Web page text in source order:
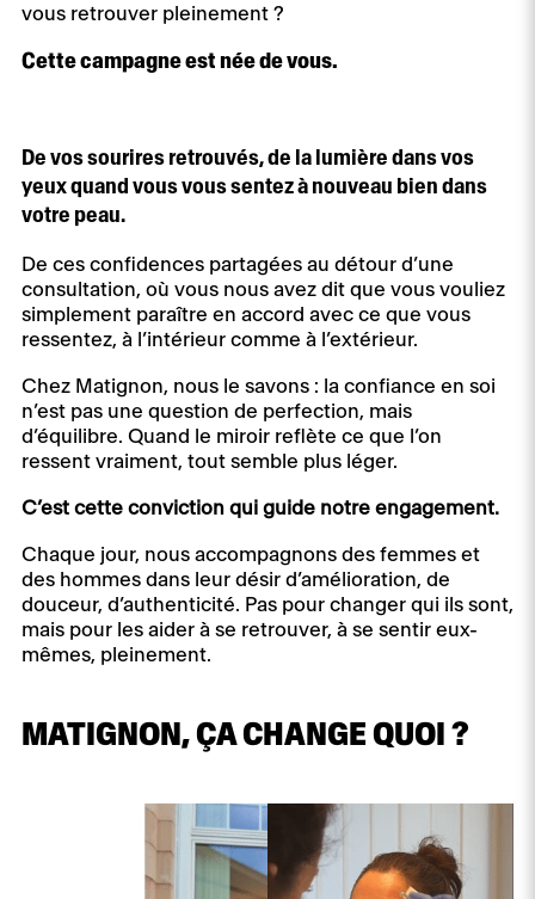
vous retrouver pleinement ?
Cette campagne est née de vous.
De vos sourires retrouvés, de la lumière dans vos
yeux quand vous vous sentez à nouveau bien dans
votre peau.
De ces confidences partagées au détour d’une
consultation, où vous nous avez dit que vous vouliez
simplement paraître en accord avec ce que vous
ressentez, à l’intérieur comme à l’extérieur.
Chez Matignon, nous le savons : la confiance en soi
n’est pas une question de perfection, mais
d’équilibre. Quand le miroir reflète ce que l’on
ressent vraiment, tout semble plus léger.
C’est cette conviction qui guide notre engagement.
Chaque jour, nous accompagnons des femmes et
des hommes dans leur désir d’amélioration, de
douceur, d’authenticité. Pas pour changer qui ils sont,
mais pour les aider à se retrouver, à se sentir eux-
mêmes, pleinement.
MATIGNON, ÇA CHANGE QUOI ?